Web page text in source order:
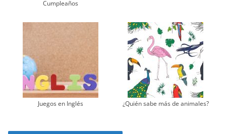
Cumpleaños
Juegos en Inglés ¿Quién sabe más de animales?